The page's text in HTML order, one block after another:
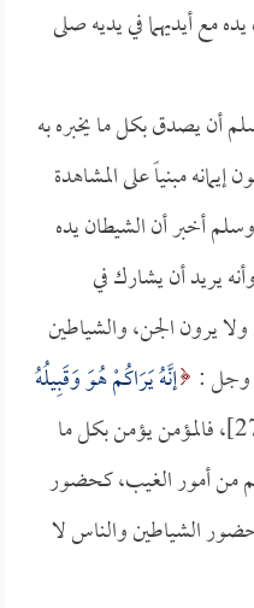
مع أيديهما في يديه صلى
أن يصدق بكل ما يخبره به
مبنياً على المشاهدة
وسلم أخبر أن الشيطان يده
يريد أن يشارك في
يرون الجن، والشياطين
وجل : إنَّهُ يَرَاكُمْ هُوَ وَقَبِيلُهُ
[الأعراف:27]، فالمؤمن يؤمن بكل ما
من أمور الغيب، كحضور
الشياطين والناس لا